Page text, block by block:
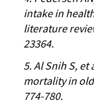
intake in
literature
23364.
5. Al Snih S,
mortality in
774-780.